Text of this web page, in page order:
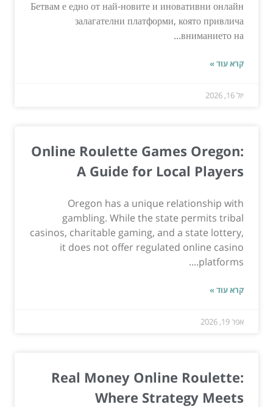
Бетвам е едно от най-новите и иновативни онлайн
залагателни платформи, която привлича
вниманието на...
קרא עוד »
יול 16, 2026
Online Roulette Games Oregon:
A Guide for Local Players
Oregon has a unique relationship with
gambling. While the state permits tribal
casinos, charitable gaming, and a state lottery,
it does not offer regulated online casino
platforms....
קרא עוד »
אפר 19, 2026
Real Money Online Roulette:
Where Strategy Meets